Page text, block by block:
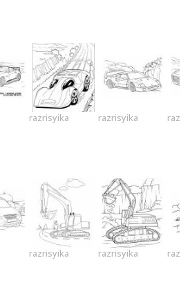
razrisyika razrisyika
razrisyika razrisyika